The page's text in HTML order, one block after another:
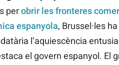
perobrir les fronteres
espanyola, Brussel·les
l’aquiescència
el govern espanyol. El